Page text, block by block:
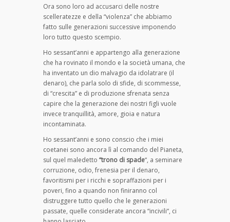
Ora sono loro ad accusarci delle nostre
scelleratezze e della “violenza” che abbiamo
fatto sulle generazioni successive imponendo
loro tutto questo scempio.
Ho sessant’anni e appartengo alla generazione
che ha rovinato il mondo e la società umana, che
ha inventato un dio malvagio da idolatrare (il
denaro), che parla solo di sfide, di scommesse,
di “crescita” e di produzione sfrenata senza
capire che la generazione dei nostri figli vuole
invece tranquillità, amore, gioia e natura
incontaminata.
Ho sessant’anni e sono conscio che i miei
coetanei sono ancora lì al comando del Pianeta,
sul quel maledetto “trono di spade“, a seminare
corruzione, odio, frenesia per il denaro,
favoritismi per i ricchi e sopraffazioni per i
poveri, fino a quando non finiranno col
distruggere tutto quello che le generazioni
passate, quelle considerate ancora “incivili“, ci